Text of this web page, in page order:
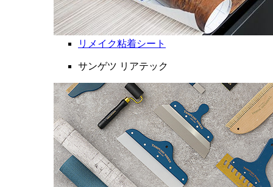
リメイク粘着シート
サンゲツ リアテック